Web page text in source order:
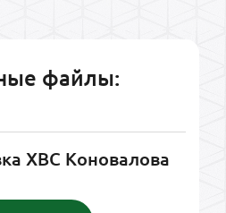
файлы:
ХВС Коновалова